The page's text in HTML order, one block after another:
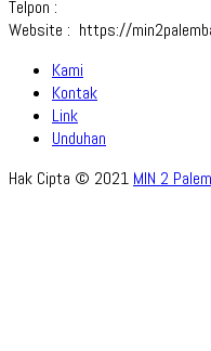
Telpon :
Website : https://
Kami
Kontak
Link
Unduhan
Hak Cipta © 2021 MIN 2